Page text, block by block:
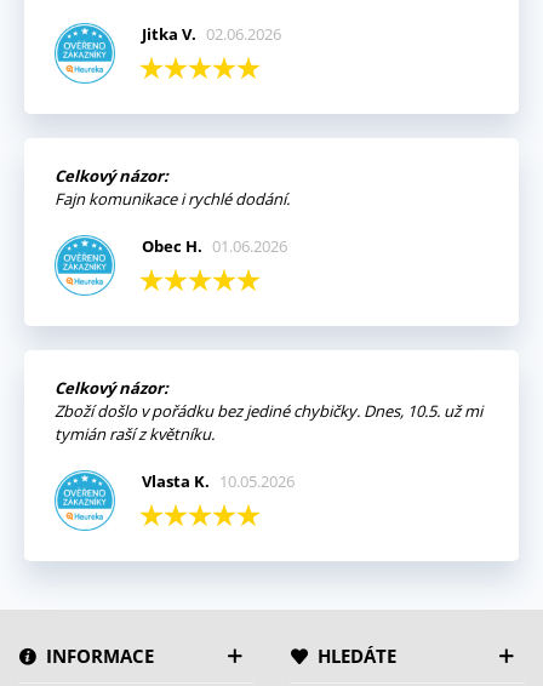
Jitka V. 02.06.2026
Celkový názor:
Fajn komunikace i rychlé dodání.
Obec H. 01.06.2026
Celkový názor:
Zboží došlo v pořádku bez jediné chybičky. Dnes, 10.5. už mi
tymián raší z květníku.
Vlasta K. 10.05.2026
INFORMACE HLEDÁTE